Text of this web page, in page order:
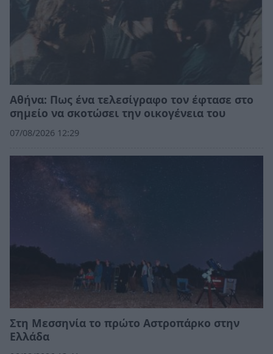
Αθήνα: Πως ένα τελεσίγραφο τον έφτασε στο
σημείο να σκοτώσει την οικογένεια του
07/08/2026 12:29
Στη Μεσσηνία το πρώτο Αστροπάρκο στην
Ελλάδα